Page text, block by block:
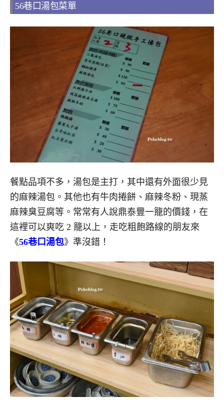
56巷口湯包菜單
餐點品項不多，湯包是主打，其中還有外面很少見
的麻辣湯包。其他也有牛肉捲餅、麻辣冬粉、現蒸
麻辣臭豆腐等。常常有人說鼎泰豐一籠的價錢，在
這裡可以爽吃 2 籠以上，走吃粗飽路線的朋友來
《56巷口湯包》準沒錯！